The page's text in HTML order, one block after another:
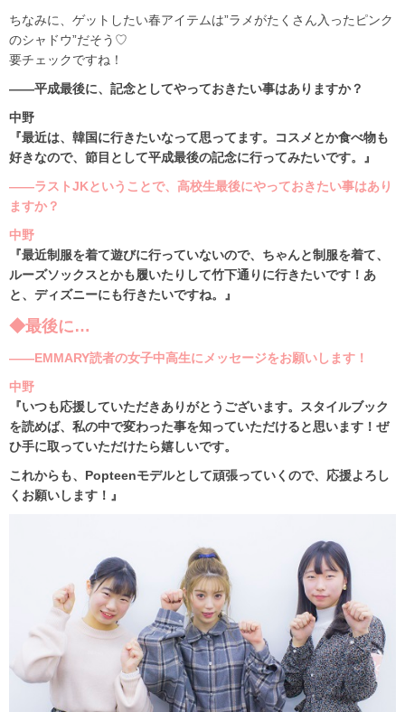
ちなみに、ゲットしたい春アイテムは”ラメがたくさん入ったピンク
のシャドウ”だそう♡
要チェックですね！
――平成最後に、記念としてやっておきたい事はありますか？
中野
『最近は、韓国に行きたいなって思ってます。コスメとか食べ物も
好きなので、節目として平成最後の記念に行ってみたいです。』
――ラストJKということで、高校生最後にやっておきたい事はあり
ますか？
中野
『最近制服を着て遊びに行っていないので、ちゃんと制服を着て、
ルーズソックスとかも履いたりして竹下通りに行きたいです！あ
と、ディズニーにも行きたいですね。』
◆最後に…
――EMMARY読者の女子中高生にメッセージをお願いします！
中野
『いつも応援していただきありがとうございます。スタイルブック
を読めば、私の中で変わった事を知っていただけると思います！ぜ
ひ手に取っていただけたら嬉しいです。
これからも、Popteenモデルとして頑張っていくので、応援よろし
くお願いします！』